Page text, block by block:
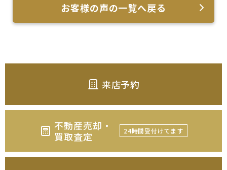
お客様の声の一覧へ戻る
来店予約
不動産売却・
買取査定
24時間受付けてます